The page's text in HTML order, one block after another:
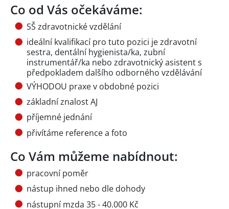
Co od Vás očekáváme:
SŠ zdravotnické vzdělání
ideální kvalifikací pro tuto pozici je zdravotní
sestra, dentální hygienista/ka, zubní
instrumentář/ka nebo zdravotnický asistent s
předpokladem dalšího odborného vzdělávání
VÝHODOU praxe v obdobné pozici
základní znalost AJ
příjemné jednání
přivítáme reference a foto
Co Vám můžeme nabídnout:
pracovní poměr
nástup ihned nebo dle dohody
nástupní mzda 35 - 40.000 Kč